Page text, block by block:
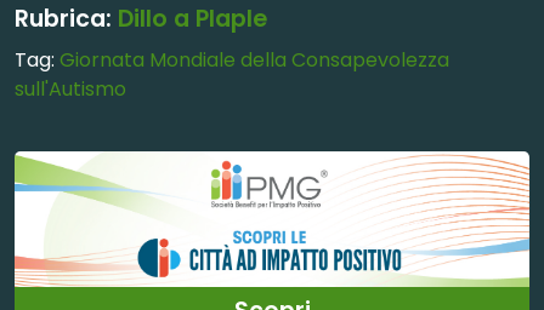
Rubrica: Dillo a Plaple
Tag: Giornata Mondiale della Consapevolezza
sull'Autismo